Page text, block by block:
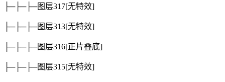
├─├─├─图层317[无特效]
├─├─├─图层313[无特效]
├─├─├─图层316[正片叠底]
├─├─├─图层315[无特效]